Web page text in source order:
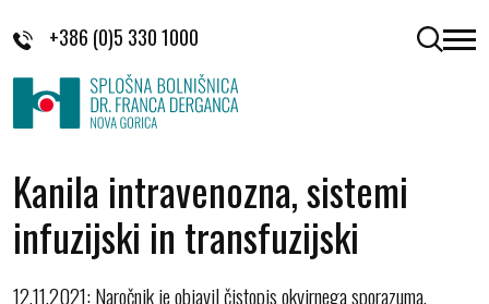
+386 (0)5 330 1000 odpri
Kanila intravenozna, sistemi
infuzijski in transfuzijski
12.11.2021: Naročnik je objavil čistopis okvirnega sporazuma.